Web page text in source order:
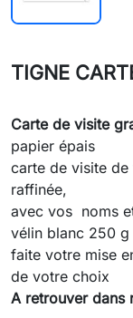
TIGNE
Carte de visite
papier épais
carte de visite
raffinée,
avec vos noms
vélin blanc 250 g
faite votre mise
de votre choix
A retrouver dans